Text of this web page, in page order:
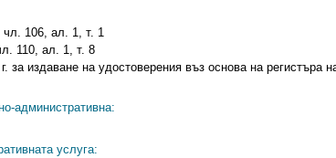
чл. 106, ал. 1, т. 1
110, ал. 1, т. 8
издаване на удостоверения въз основа на регистъра
административна:
услуга: